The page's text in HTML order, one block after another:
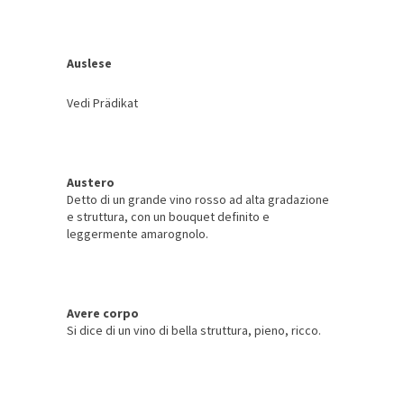
Auslese
Vedi Prädikat
Austero
Detto di un grande vino rosso ad alta gradazione
e struttura, con un bouquet definito e
leggermente amarognolo.
Avere corpo
Si dice di un vino di bella struttura, pieno, ricco.